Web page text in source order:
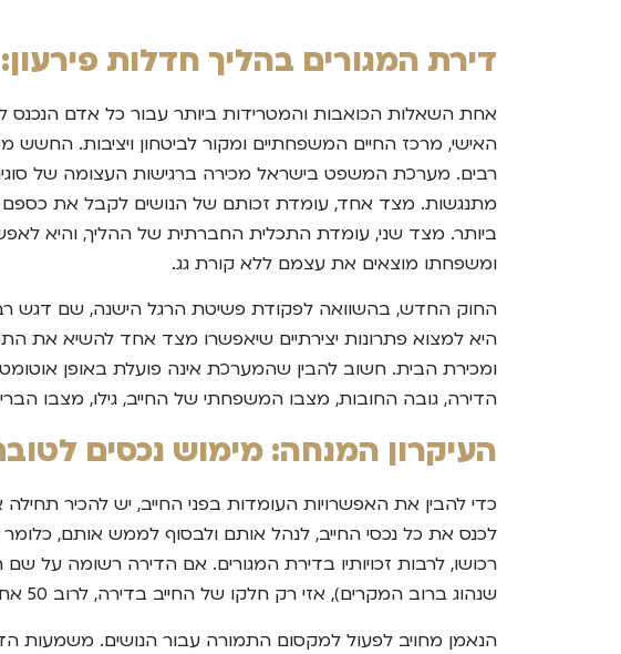
דירת המגורים בהליך חדלות
אחת השאלות הכואבות והמטרידות ביותר עבור כל אדם הנכנס
האישי, מרכז החיים המשפחתיים ומקור לביטחון ויציבות. החשש
מתנגשות. מצד אחד, עומדת זכותם של הנושים לקבל את כספם
ביותר. מצד שני, עומדת התכלית החברתית של ההליך, והיא
ומשפחתו מוצאים את עצמם ללא קורת גג.
החוק החדש, בהשוואה לפקודת פשיטת הרגל הישנה, שם דגש רב
היא למצוא פתרונות יצירתיים שיאפשרו מצד אחד להשיא את
ומכירת הבית. חשוב להבין שהמערכת אינה פועלת באופן
הדירה, גובה החובות, מצבו המשפחתי של החייב, גילו, מצבו
העיקרון המנחה: מימוש נכסים
כדי להבין את האפשרויות העומדות בפני החייב, יש להכיר
לכנס את כל נכסי החייב, לנהל אותם ולבסוף לממש אותם,
רכושו, לרבות זכויותיו בדירת המגורים. אם הדירה רשומה
שנהוג ברוב המקרים), אזי רק חלקו של החייב בדירה, לרוב 50 אחוזים, הוא חלק מנכסי קופת הנשייה.
הנאמן מחויב לפעול למקסום התמורה עבור הנושים. משמעות